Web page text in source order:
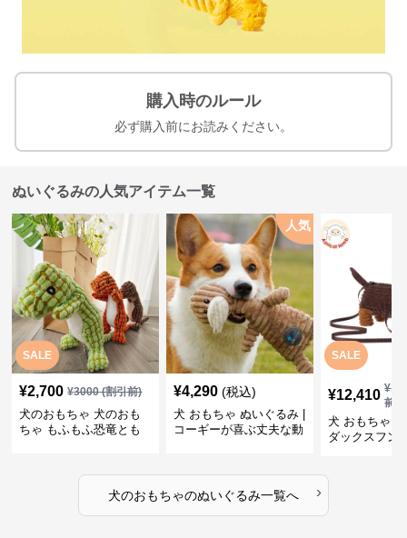
購入時のルール
必ず購入前にお読みください。
ぬいぐるみの人気アイテム一覧
SALE
¥2,700 ¥3000(割引前)
犬のおもちゃ 犬のおも
ちゃ もふもふ恐竜とも
人気
¥4,290 (税込)
犬 おもちゃ ぬいぐるみ |
コーギーが喜ぶ丈夫な動
SALE
¥12,410 ¥
前)
犬 おもちゃ
ダックスフン
犬のおもちゃのぬいぐるみ一覧へ ›